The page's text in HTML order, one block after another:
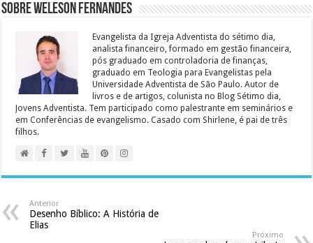
Sobre Weleson Fernandes
Evangelista da Igreja Adventista do sétimo dia,
analista financeiro, formado em gestão financeira,
pós graduado em controladoria de finanças,
graduado em Teologia para Evangelistas pela
Universidade Adventista de São Paulo. Autor de
livros e de artigos, colunista no Blog Sétimo dia,
Jovens Adventista. Tem participado como palestrante em seminários e
em Conferências de evangelismo. Casado com Shirlene, é pai de três
filhos.
Anterior
Desenho Bíblico: A História de
Elias
Próximo